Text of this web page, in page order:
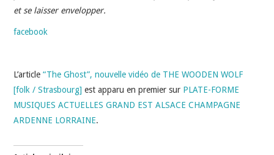
et se laisser envelopper.
facebook
L’article“The Ghost”, nouvelle vidéo de THE WOODEN WOLF
[folk / Strasbourg] est apparu en premier sur PLATE-FORME
MUSIQUES ACTUELLES GRAND EST ALSACE CHAMPAGNE
ARDENNE LORRAINE.